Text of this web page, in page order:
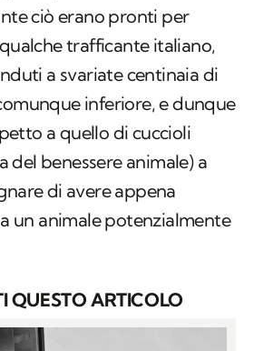
ciò erano pronti per
trafficante italiano,
a svariate centinaia di
inferiore, e dunque
a quello di cuccioli
del benessere animale) a
di avere appena
un animale potenzialmente
QUESTO ARTICOLO